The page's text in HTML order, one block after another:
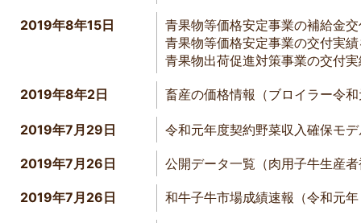
2019年8年15日
青果物等価格安定事業の補給金
青果物等価格安定事業の交付実
青果物出荷促進対策事業の交付
2019年8年2日 畜産の価格情報（ブロイラー令
2019年7月29日 令和元年度契約野菜収入確保モ
2019年7月26日 公開データ一覧（肉用子牛生産
2019年7月26日 和牛子牛市場成績速報（令和元